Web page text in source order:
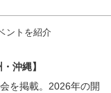
ントを紹介
沖縄】
を掲載。2026年の開